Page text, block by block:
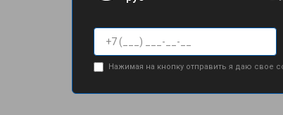
Нажимая на кнопку отправить я даю свое